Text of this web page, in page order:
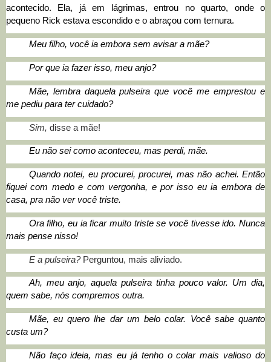
acontecido. Ela, já em lágrimas, entrou no quarto, onde o
pequeno Rick estava escondido e o abraçou com ternura.
Meu filho, você ia embora sem avisar a mãe?
Por que ia fazer isso, meu anjo?
Mãe, lembra daquela pulseira que você me emprestou e
me pediu para ter cuidado?
Sim, disse a mãe!
Eu não sei como aconteceu, mas perdi, mãe.
Quando notei, eu procurei, procurei, mas não achei. Então
fiquei com medo e com vergonha, e por isso eu ia embora de
casa, pra não ver você triste.
Ora filho, eu ia ficar muito triste se você tivesse ido. Nunca
mais pense nisso!
E a pulseira?Perguntou, mais aliviado.
Ah, meu anjo, aquela pulseira tinha pouco valor. Um dia,
quem sabe, nós compremos outra.
Mãe, eu quero lhe dar um belo colar. Você sabe quanto
custa um?
Não faço ideia, mas eu já tenho o colar mais valioso do